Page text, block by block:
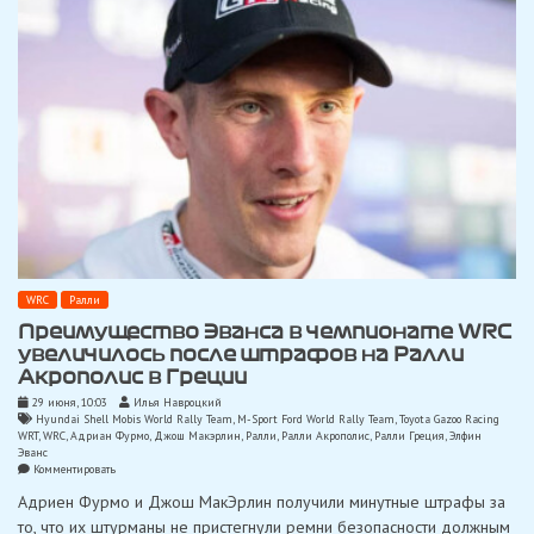
WRC Ралли
Преимущество Эванса в чемпионате WRC
увеличилось после штрафов на Ралли
Акрополис в Греции
29 июня, 10:03
Илья Навроцкий
Hyundai Shell Mobis World Rally Team, M-Sport Ford World Rally Team,Toyota Gazoo Racing
WRT,WRC,Адриан Фурмо, Джош Макэрлин, Ралли, Ралли Акрополис, Ралли Греция,Элфин
Эванс
Комментироватьon
Эванса
Адриен Фурмо и Джош МакЭрлин получили минутные штрафы за
то, что их штурманы не пристегнули ремни безопасности должным